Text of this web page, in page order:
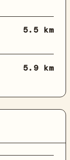
5.5 km
5.9 km